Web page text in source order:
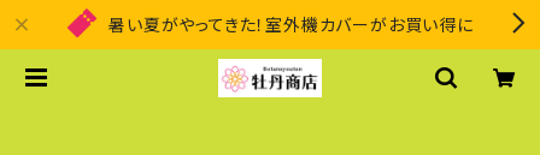
暑い夏がやってきた！室外機カバーがお買い得に